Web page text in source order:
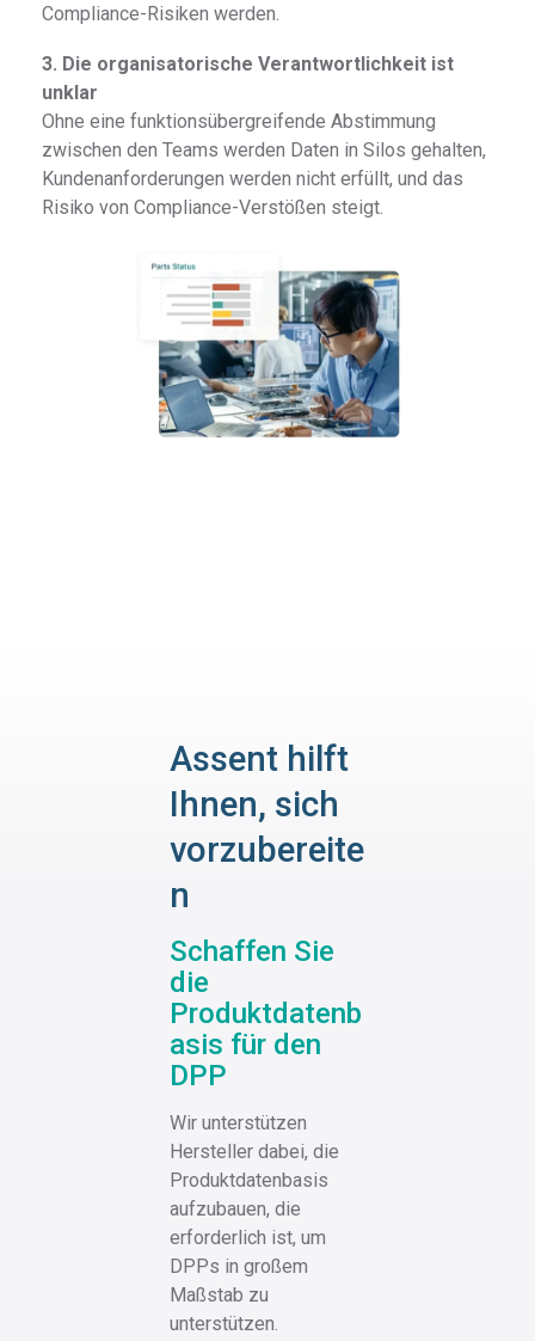
Compliance-Risiken werden.
3. Die organisatorische Verantwortlichkeit ist
unklar
Ohne eine funktionsübergreifende Abstimmung
zwischen den Teams werden Daten in Silos gehalten,
Kundenanforderungen werden nicht erfüllt, und das
Risiko von Compliance-Verstößen steigt.
Assent hilft
Ihnen, sich
vorzubereite
n
Schaffen Sie
die
Produktdatenb
asis für den
DPP
Wir unterstützen
Hersteller dabei, die
Produktdatenbasis
aufzubauen, die
erforderlich ist, um
DPPs in großem
Maßstab zu
unterstützen.